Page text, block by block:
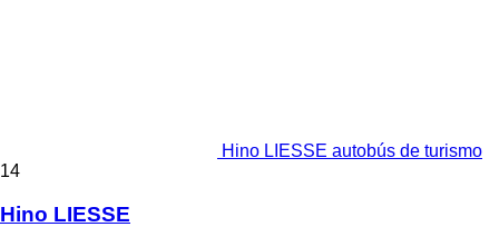
Hino LIESSE autobús de turismo
14
Hino LIESSE